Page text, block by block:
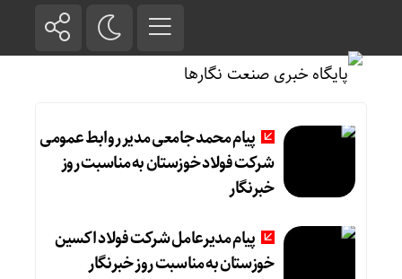
پیام محمد جامعی مدیر روابط عمومی
شرکت فولاد خوزستان به مناسبت روز
خبرنگار
پیام مدیرعامل شرکت فولاد اکسین
خوزستان به مناسبت روز خبرنگار